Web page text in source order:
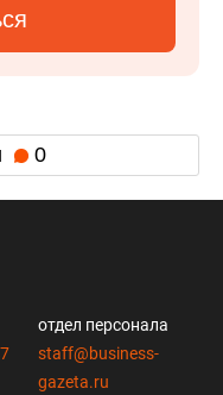
0
отдел персонала
staff@business-
gazeta.ru